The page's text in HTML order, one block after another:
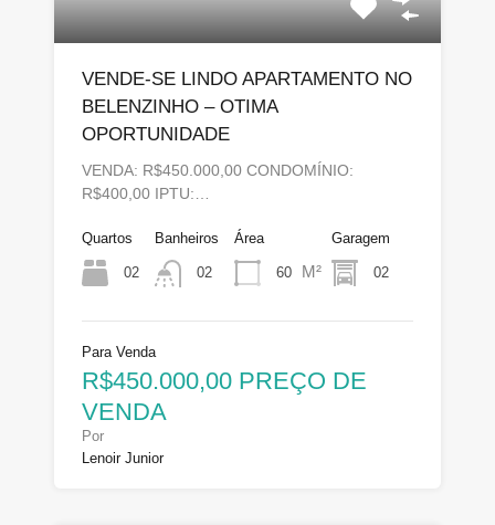
VENDE-SE LINDO APARTAMENTO NO
BELENZINHO – OTIMA
OPORTUNIDADE
VENDA: R$450.000,00 CONDOMÍNIO:
R$400,00 IPTU:…
Quartos
02
Banheiros
02
Área
60 M²
Garagem
02
Para Venda
R$450.000,00 PREÇO DE
VENDA
Por
Lenoir Junior